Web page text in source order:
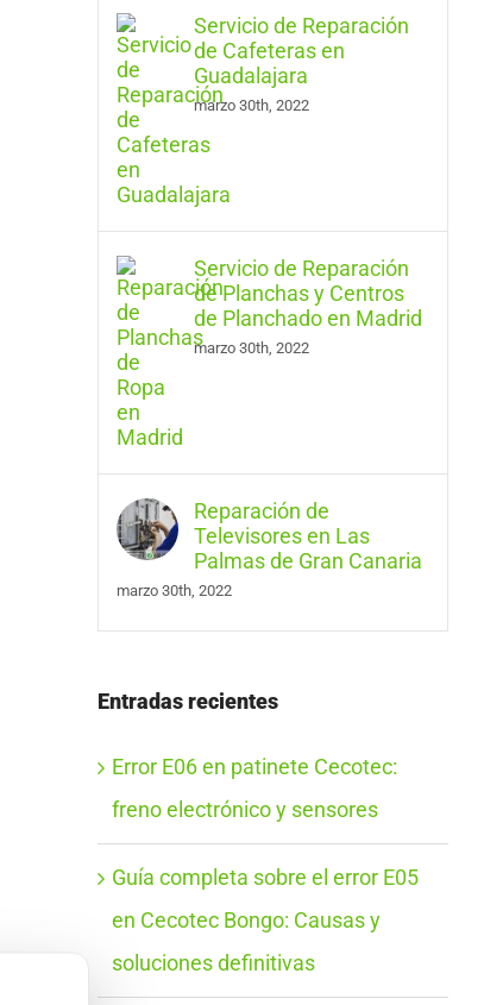
Servicio de Reparación
de Cafeteras en
Guadalajara
marzo 30th, 2022
Servicio de Reparación
de Planchas y Centros
de Planchado en Madrid
marzo 30th, 2022
Reparación de
Televisores en Las
Palmas de Gran Canaria
marzo 30th, 2022
Entradas recientes
Error E06 en patinete Cecotec:
freno electrónico y sensores
Guía completa sobre el error E05
en Cecotec Bongo: Causas y
soluciones definitivas